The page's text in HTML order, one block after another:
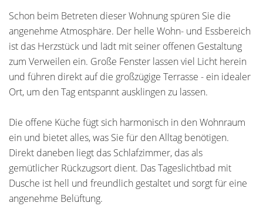
Schon beim Betreten dieser Wohnung spüren Sie die
angenehme Atmosphäre. Der helle Wohn- und Essbereich
ist das Herzstück und lädt mit seiner offenen Gestaltung
zum Verweilen ein. Große Fenster lassen viel Licht herein
und führen direkt auf die großzügige Terrasse - ein idealer
Ort, um den Tag entspannt ausklingen zu lassen.
Die offene Küche fügt sich harmonisch in den Wohnraum
ein und bietet alles, was Sie für den Alltag benötigen.
Direkt daneben liegt das Schlafzimmer, das als
gemütlicher Rückzugsort dient. Das Tageslichtbad mit
Dusche ist hell und freundlich gestaltet und sorgt für eine
angenehme Belüftung.